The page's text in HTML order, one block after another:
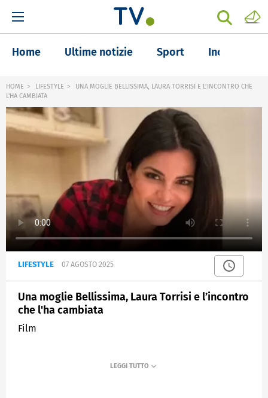
Home Ultime notizie Sport Inchieste
HOME LIFESTYLE
UNA MOGLIE BELLISSIMA, LAURA TORRISI E L’INCONTRO CHE
L'HA CAMBIATA
LIFESTYLE 07 AGOSTO 2025
Una moglie Bellissima, Laura Torrisi e l’incontro
che l'ha cambiata
Film